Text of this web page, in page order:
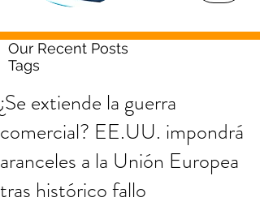
Our Recent Posts
Tags
¿Se extiende la guerra
comercial? EE.UU. impondrá
aranceles a la Unión Europea
tras histórico fallo